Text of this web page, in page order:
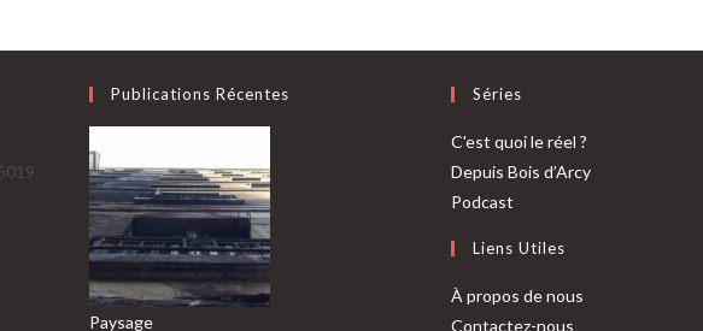
Publications Récentes
Paysage
Séries
C'est quoi le réel ?
Depuis Bois d’Arcy
Podcast
Liens Utiles
À propos de nous
Contactez-nous